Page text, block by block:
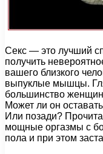
Секс — это лучший
получить
вашего близкого
выпуклые мышцы.
большинство
Может ли он
Или позади?
мощные оргазмы с
пола и при этом